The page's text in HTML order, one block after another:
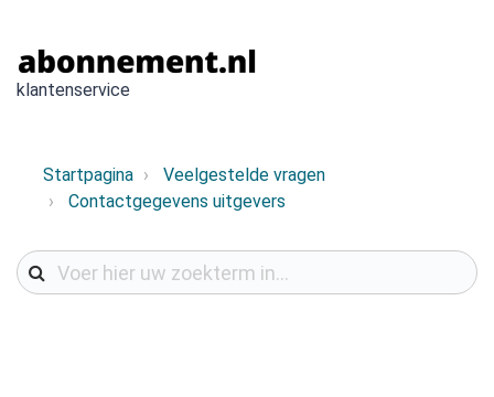
klantenservice
Startpagina
Veelgestelde vragen
Contactgegevens uitgevers